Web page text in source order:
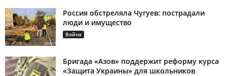
Россия обстреляла Чугуев: пострадали
люди и имущество
Война
Бригада «Азов» поддержит реформу курса
«Защита Украины» для школьников